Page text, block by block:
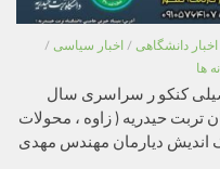
اخبار دانشگاهی / اخبار سیاسی /
ها
کنکو ر سراسری سال
تربت حیدریه ( زاوه ، محولات
اندیش دیارمان مهندس مهدی